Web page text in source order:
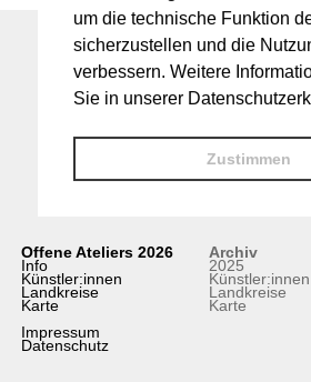
Offene Ateliers 2026
Info
Künstler:innen
Landkreise
Karte
Impressum
Datenschutz
Archiv
2025
Künstler:innen
Landkreise
Karte
um die technische Funktion
sicherzustellen und die
verbessern. Weitere
Sie in unserer
Zustimmen